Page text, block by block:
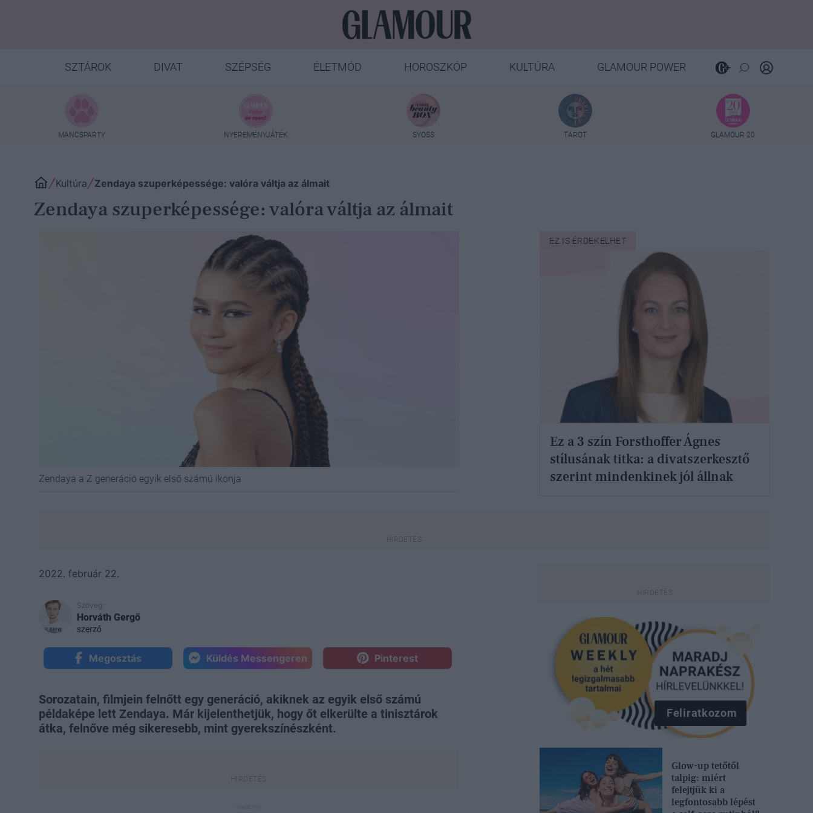
SZTÁROK DIVAT SZÉPSÉG ÉLETMÓD HOROSZKÓP KULTÚRA GLAMOUR POWER
MANCSPARTY NYEREMÉNYJÁTÉK SYOSS TAROT GLAMOUR 20
Kultúra Zendaya szuperképessége: valóra váltja az álmait
Zendaya szuperképessége: valóra váltja az álmait
Zendaya a Z generáció egyik első számú ikonja
EZ IS ÉRDEKELHET
Ez a 3 szín Forsthoffer Ágnes
stílusának titka: a divatszerkesztő
szerint mindenkinek jól állnak
2022. február 22.
Szöveg:
Horváth Gergő
szerző
Megosztás Küldés Messengeren Pinterest
Sorozatain, filmjein felnőtt egy generáció, akiknek az egyik első számú
példaképe lett Zendaya. Már kijelenthetjük, hogy őt elkerülte a tinisztárok
átka, felnőve még sikeresebb, mint gyerekszínészként.
Feliratkozom
Glow-up tetőtől
talpig: miért
felejtjük ki a
legfontosabb lépést